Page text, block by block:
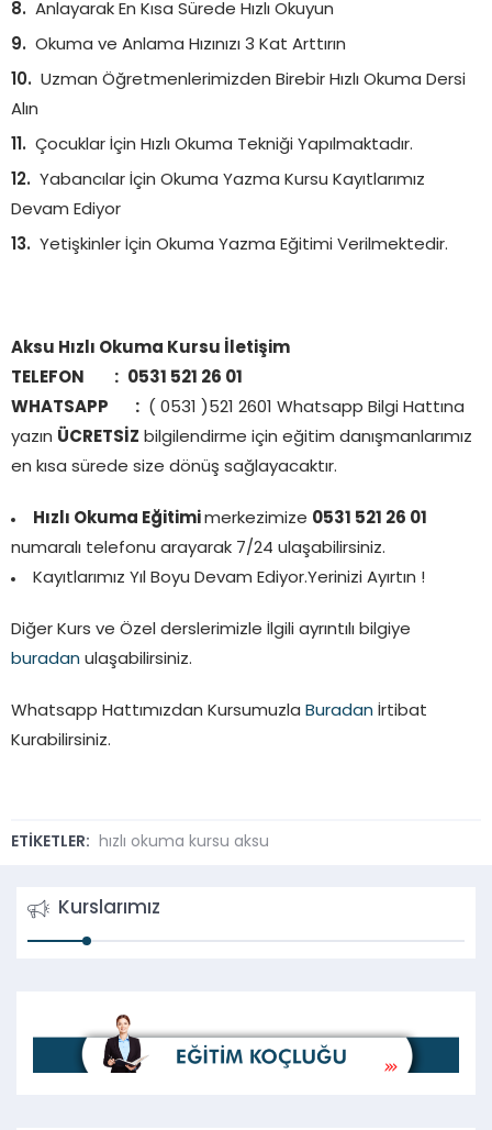
Anlayarak En Kısa Sürede Hızlı Okuyun
Okuma ve Anlama Hızınızı 3 Kat Arttırın
Uzman Öğretmenlerimizden Birebir Hızlı Okuma Dersi
Alın
Çocuklar İçin Hızlı Okuma Tekniği Yapılmaktadır.
Yabancılar İçin Okuma Yazma Kursu Kayıtlarımız
Devam Ediyor
Yetişkinler İçin Okuma Yazma Eğitimi Verilmektedir.
Aksu Hızlı Okuma Kursu İletişim
TELEFON : 0531 521 26 01
WHATSAPP : ( 0531 )521 2601 Whatsapp Bilgi Hattına
yazın ÜCRETSİZ bilgilendirme için eğitim danışmanlarımız
en kısa sürede size dönüş sağlayacaktır.
Hızlı Okuma Eğitimi merkezimize 0531 521 26 01
numaralı telefonu arayarak 7/24 ulaşabilirsiniz.
Kayıtlarımız Yıl Boyu Devam Ediyor.Yerinizi Ayırtın !
Diğer Kurs ve Özel derslerimizle İlgili ayrıntılı bilgiye
buradan ulaşabilirsiniz.
Whatsapp Hattımızdan Kursumuzla Buradan İrtibat
Kurabilirsiniz.
ETİKETLER: hızlı okuma kursu aksu
Kurslarımız